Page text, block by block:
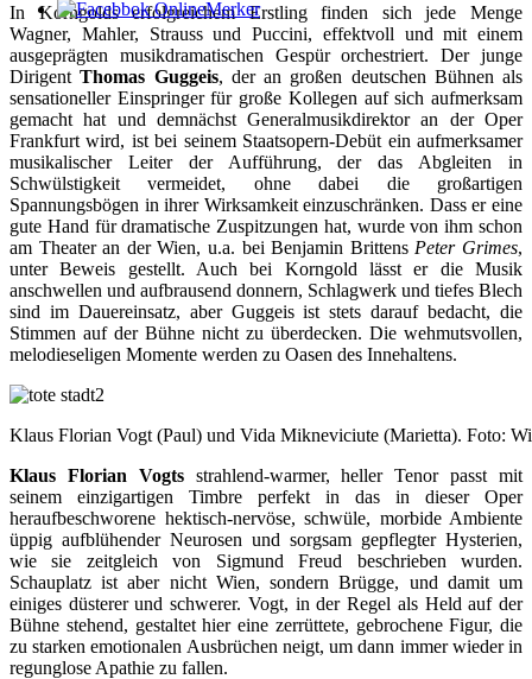
In Korngolds erfolgreichem Erstling finden sich jede Menge
Wagner, Mahler, Strauss und Puccini, effektvoll und mit einem
ausgeprägten musikdramatischen Gespür orchestriert. Der junge
DirigentThomas Guggeis, der an großen deutschen Bühnen als
sensationeller Einspringer für große Kollegen auf sich aufmerksam
gemacht hat und demnächst Generalmusikdirektor an der Oper
Frankfurt wird, ist bei seinem Staatsopern-Debüt ein aufmerksamer
musikalischer Leiter der Aufführung, der das Abgleiten in
Schwülstigkeit vermeidet, ohne dabei die großartigen
Spannungsbögen in ihrer Wirksamkeit einzuschränken. Dass er eine
gute Hand für dramatische Zuspitzungen hat, wurde von ihm schon
am Theater an der Wien, u.a. bei Benjamin Brittens Peter Grimes,
unter Beweis gestellt. Auch bei Korngold lässt er die Musik
anschwellen und aufbrausend donnern, Schlagwerk und tiefes Blech
sind im Dauereinsatz, aber Guggeis ist stets darauf bedacht, die
Stimmen auf der Bühne nicht zu überdecken. Die wehmutsvollen,
melodieseligen Momente werden zu Oasen des Innehaltens.
Klaus Florian Vogt (Paul) und Vida Mikneviciute (Marietta). Foto:
Klaus Florian Vogts strahlend-warmer, heller Tenor passt mit
seinem einzigartigen Timbre perfekt in das in dieser Oper
heraufbeschworene hektisch-nervöse, schwüle, morbide Ambiente
üppig aufblühender Neurosen und sorgsam gepflegter Hysterien,
wie sie zeitgleich von Sigmund Freud beschrieben wurden.
Schauplatz ist aber nicht Wien, sondern Brügge, und damit um
einiges düsterer und schwerer. Vogt, in der Regel als Held auf der
Bühne stehend, gestaltet hier eine zerrüttete, gebrochene Figur, die
zu starken emotionalen Ausbrüchen neigt, um dann immer wieder in
regunglose Apathie zu fallen.